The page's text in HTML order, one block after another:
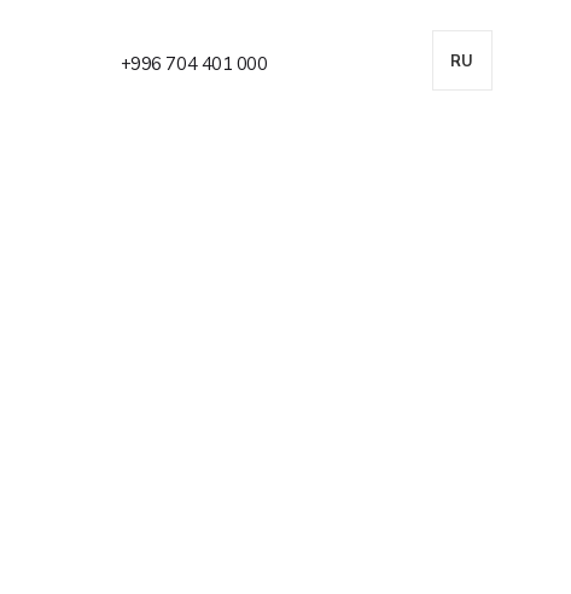
+996 704 401 000 RU